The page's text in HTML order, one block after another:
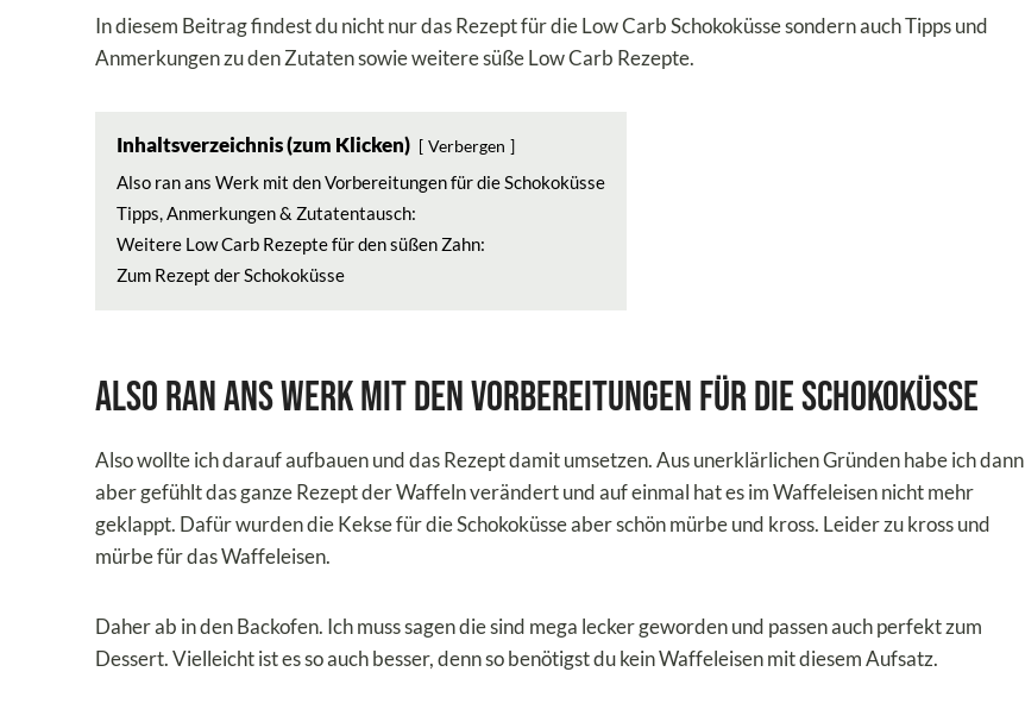
In diesem Beitrag findest du nicht nur das Rezept für die Low Carb Schokoküsse sondern auch Tipps und
Anmerkungen zu den Zutaten sowie weitere süße Low Carb Rezepte.
Inhaltsverzeichnis (zum Klicken) Verbergen
Also ran ans Werk mit den Vorbereitungen für die Schokoküsse
Tipps, Anmerkungen & Zutatentausch:
Weitere Low Carb Rezepte für den süßen Zahn:
Zum Rezept der Schokoküsse
Also ran ans Werk mit den Vorbereitungen für die Schokoküsse
Also wollte ich darauf aufbauen und das Rezept damit umsetzen. Aus unerklärlichen Gründen habe ich dann
aber gefühlt das ganze Rezept der Waffeln verändert und auf einmal hat es im Waffeleisen nicht mehr
geklappt. Dafür wurden die Kekse für die Schokoküsse aber schön mürbe und kross. Leider zu kross und
mürbe für das Waffeleisen.
Daher ab in den Backofen. Ich muss sagen die sind mega lecker geworden und passen auch perfekt zum
Dessert. Vielleicht ist es so auch besser, denn so benötigst du kein Waffeleisen mit diesem Aufsatz.